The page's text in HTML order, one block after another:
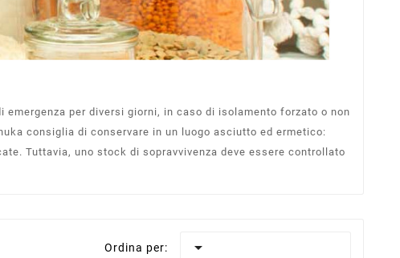
per diversi giorni, in caso di isolamento forzato o non
consiglia di conservare in un luogo asciutto ed ermetico:
Tuttavia, uno stock di sopravvivenza deve essere controllato
Ordina per: 